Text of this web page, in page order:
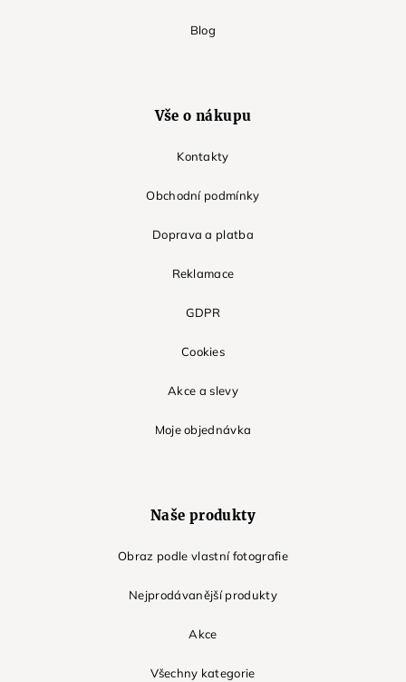
Blog
Vše o nákupu
Kontakty
Obchodní podmínky
Doprava a platba
Reklamace
GDPR
Cookies
Akce a slevy
Moje objednávka
Naše produkty
Obraz podle vlastní fotografie
Nejprodávanější produkty
Akce
Všechny kategorie